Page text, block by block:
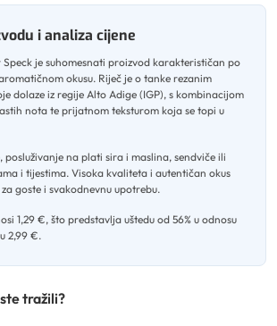
i analiza cijene
je suhomesnati proizvod karakterističan po
okusu. Riječ je o tanke rezanim
dolaze iz regije Alto Adige (IGP), s kombinacijom
nota te prijatnom teksturom koja se topi u
posluživanje na plati sira i maslina, sendviče ili
i tijestima. Visoka kvaliteta i autentičan okus
goste i svakodnevnu upotrebu.
1,29 €, što predstavlja uštedu od 56% u odnosu
2,99 €.
tražili?